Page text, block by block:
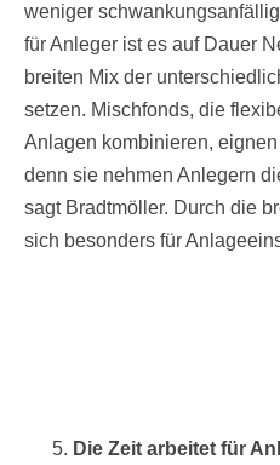
weniger
für Anleger ist es auf Dauer
breiten Mix der
setzen. Mischfonds, die
Anlagen kombinieren,
denn sie nehmen Anlegern
sagt Bradtmöller. Durch die
sich besonders für
Die Zeit arbeitet für